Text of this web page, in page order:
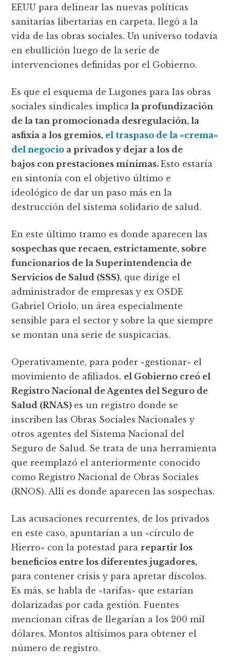
EEUU para delinear las nuevas políticas
sanitarias libertarias en carpeta, llegó a la
vida de las obras sociales. Un universo todavía
en ebullición luego de la serie de
intervenciones definidas por el Gobierno.
Es que el esquema de Lugones para las obras
sociales sindicales implica la profundización
de la tan promocionada desregulación, la
asfixia a los gremios, el traspaso de la «crema»
del negocio a privados y dejar a los de
bajos con prestaciones mínimas.Esto estaría
en sintonía con el objetivo último e
ideológico de dar un paso más en la
destrucción del sistema solidario de salud.
En este último tramo es donde aparecen las
sospechas que recaen, estrictamente, sobre
funcionarios de la Superintendencia de
Servicios de Salud (SSS), que dirige el
administrador de empresas y ex OSDE
Gabriel Oriolo, un área especialmente
sensible para el sector y sobre la que siempre
se montan una serie de suspicacias.
Operativamente, para poder «gestionar» el
movimiento de afiliados, el Gobierno creó el
Registro Nacional de Agentes del Seguro de
Salud (RNAS) es un registro donde se
inscriben las Obras Sociales Nacionales y
otros agentes del Sistema Nacional del
Seguro de Salud. Se trata de una herramienta
que reemplazó el anteriormente conocido
como Registro Nacional de Obras Sociales
(RNOS). Allí es donde aparecen las sospechas.
Las acusaciones recurrentes, de los privados
en este caso, apuntarían a un «círculo de
Hierro» con la potestad pararepartir los
beneficios entre los diferentes jugadores,
para contener crisis y para apretar díscolos.
Es más, se habla de «tarifas» que estarían
dolarizadas por cada gestión. Fuentes
mencionan cifras de llegarían a los 200 mil
dólares. Montos altísimos para obtener el
número de registro.